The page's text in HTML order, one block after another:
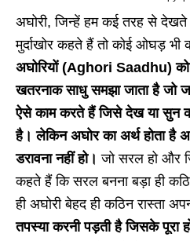
अघोरी, जिन्हें हम कई तरह से
मुर्दाखोर कहते हैं तो कोई ओघड़ भी
अघोरियों (Aghori Saadhu) को
खतरनाक साधु समझा जाता है जो
ऐसे काम करते हैं जिसे देख या सुन
है। लेकिन अघोर का अर्थ होता है
डरावना नहीं हो। जो सरल हो और
कहते हैं कि सरल बनना बड़ा ही
ही अघोरी बेहद ही कठिन रास्ता
तपस्या करनी पड़ती है जिसके पूरा